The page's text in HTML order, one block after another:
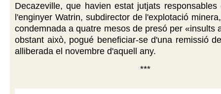
Decazeville, que havien estat jutjats
l'enginyer Watrin, subdirector de l'explotació
condemnada a quatre mesos de presó per «insults
obstant això, pogué beneficiar-se d'una remissió
alliberada el novembre d'aquell any.
***